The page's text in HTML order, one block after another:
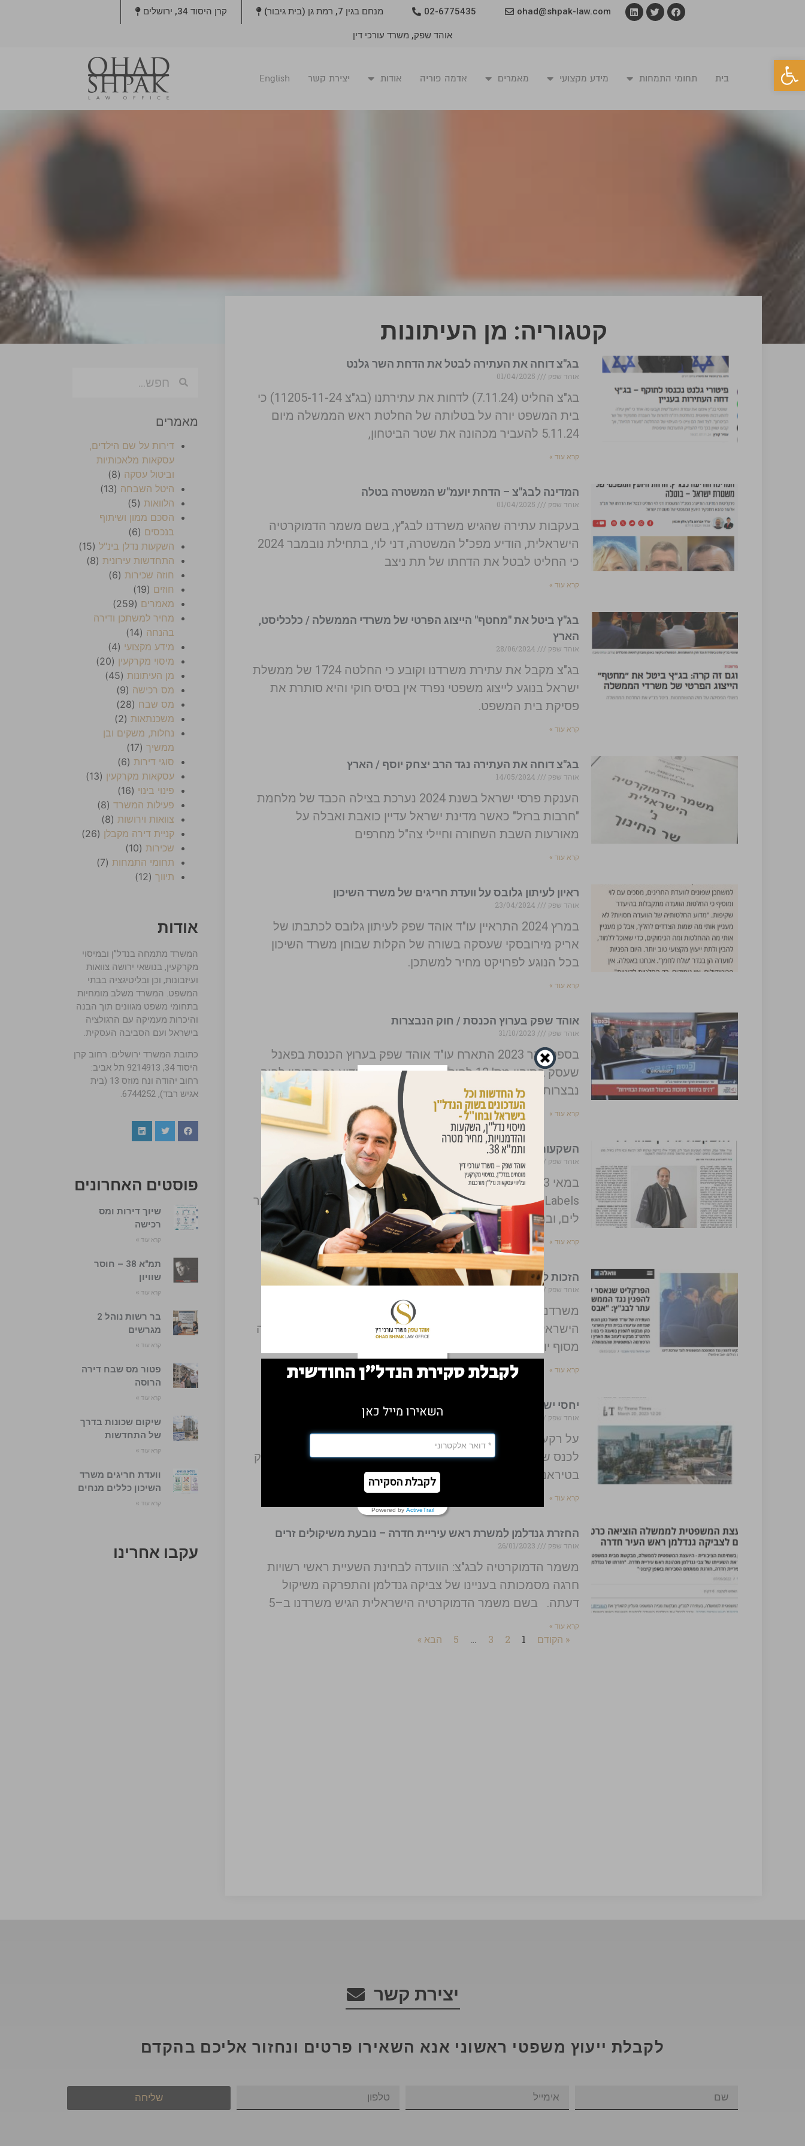
פתח סרגל נגישות
ohad@shpak-law.com
02-6775435 מנחם בגין 7, רמת גן (בית גיבור) קרן היסוד 34, ירושלים
אוהד שפק, משרד עורכי דין
בית תחומי התמחות מידע מקצועי מאמרים אדמה פוריה אודות יצירת קשר English
קטגוריה: מן העיתונות
בג"צ דוחה את העתירה לבטל את הדחת השר גלנט
אוהד שפק
בג"צ החליט (7.11.24) לדחות את עתירתנו (בג"צ 11205-11-24) כי
בית המשפט יורה על בטלותה של החלטת ראש הממשלה מיום
5.11.24 להעביר מכהונה את שטר הביטחון,
קרא עוד »
המדינה לבג"צ – הדחת יועמ"ש המשטרה בטלה
אוהד שפק
בעקבות עתירה שהגיש משרדנו לבג"ץ, בשם משמר הדמוקרטיה
הישראלית, הודיע מפכ"ל המשטרה, דני לוי, בתחילת נובמבר 2024
כי החליט לבטל את הדחתו של תת ניצב
קרא עוד »
בג"ץ ביטל את "מחטף" הייצוג הפרטי של משרדי הממשלה / כלכליסט,
הארץ
אוהד שפק
בג"צ מקבל את עתירת משרדנו וקובע כי החלטה 1724 של ממשלת
ישראל בנוגע לייצוג משפטי נפרד אין בסיס חוקי והיא סותרת את
פסיקת בית המשפט.
קרא עוד »
בג"צ דוחה את העתירה נגד הרב יצחק יוסף / הארץ
אוהד שפק
הענקת פרסי ישראל בשנת 2024 נערכת בצילה הכבד של מלחמת
"חרבות ברזל" כאשר מדינת ישראל עדיין כואבת ואבלה על
מאורעות השבת השחורה וחיילי צה"ל מחרפים
קרא עוד »
ראיון לעיתון גלובס על וועדת חריגים של משרד השיכון
אוהד שפק
במרץ 2024 התראיין עו"ד אוהד שפק לעיתון גלובס לכתבתו של
אריק מירובסקי שעסקה בשורה של הקלות שבוחן משרד השיכון
בכל הנוגע לפרויקט מחיר למשתכן.
קרא עוד »
אוהד שפק בערוץ הכנסת / חוק הנבצרות
אוהד שפק
בספטמבר 2023 התארח עו"ד אוהד שפק בערוץ הכנסת בפאנל
שעסק בתיקון מס' 12 לחוק יסוד: הממשלה, הידוע גם כתיקון לחוק
נבצרות ראש הממשלה על רקע
קרא עוד »
השקעות נדל"ן בחו"ל / TheMarker
אוהד שפק
במאי 2023 פרסם עיתון TheMarker כתבה במסגרת TheMarker
Labels עם עו"ד אוהד שפק. הכתבה עסקה בהשקעות נדל"ן מעבר
לים, ובהינתן שמשרדנו ליווה ומלווה משפטית,
קרא עוד »
הזכות להפגין של עובדי השירות המשפטי / וואלה
אוהד שפק 22/07/2023
משרדנו הגיש באמצע יולי 2023 בשם עמותת משמר הדמוקרטיה
הישראלית עתירה לבג"צ נגד פסק דינו של בית הדין הארצי לעבודה
מסוף יוני 2023. בית הדין
קרא עוד »
יחסי ישראל-אלבניה / טיראנה טיימס
אוהד שפק
על רקע התחממות יחסי ישראל-אלבניה, הוזמן עו"ד אוהד שפק
לכנס שנערך בסוף מרץ 2023 בטיראנה, בירת אלבניה. שבוע הטק
בטיראנה נועד לפתוח את השוק
קרא עוד »
החזרת גנדלמן למשרת ראש עיריית חדרה – נובעת משיקולים זרים
אוהד שפק
משמר הדמוקרטיה לבג"צ: הוועדה לבחינת השעיית ראשי רשויות
חרגה מסמכותה בעניינו של צביקה גנדלמן והתפרקה משיקול
דעתה. בשם משמר הדמוקרטיה הישראלית הגיש משרדנו ב–5
קרא עוד »
« הקודם 1
2
3
…
5 הבא »
מאמרים
דירות על שם הילדים,
עסקאות מלאכותיות
וביטול עסקה (8)
היטל השבחה (13)
הלוואות(5)
הסכם ממון ושיתוף
בנכסים (6)
השקעות נדלן בינ"ל(15)
התחדשות עירונית(8)
חוזה שכירות(6)
חוזים (19)
מאמרים (259)
מחיר למשתכן ודירה
בהנחה (14)
מידע מקצועי (4)
מיסוי מקרקעין (20)
מן העיתונות(45)
מס רכישה (9)
מס שבח (28)
משכנתאות(2)
נחלות, משקים ובן
ממשיך(17)
סוגי דירות(6)
עסקאות מקרקעין (13)
פינוי בינוי (16)
פעילות המשרד(8)
צוואות וירושות(8)
קניית דירה מקבלן (26)
שכירות(10)
תחומי התמחות(7)
תיווך(12)
אודות
המשרד מתמחה בנדל”ן ובמיסוי
מקרקעין, בנושאי ירושה צוואות
ועיזבונות, וכן ובליטיגציה בבתי
המשפט. המשרד משלב מומחיות
בתחומי משפט מגוונים תוך הבנה
והיכרות מעמיקה עם הרגולציה
בישראל ועם הסביבה העסקית.
כתובת המשרד ירושלים: רחוב קרן
היסוד 34, 9214913 תל אביב:
רחוב יהודה ונח מוזס 13 (בית
אגיש רבד), 6744252.
פוסטים האחרונים
שיוך דירות ומס
רכישה
קרא עוד »
תמ"א 38 – חוסר
שוויון
קרא עוד »
בר רשות נוהל 2
מגרשים
קרא עוד »
פטור מס שבח דירה
הרוסה
קרא עוד »
שיקום שכונות בדרך
של התחדשות
קרא עוד »
וועדת חריגים משרד
השיכון כללים מנחים
קרא עוד »
עקבו אחרינו
יצירת קשר
לקבלת ייעוץ משפטי ראשוני אנא השאירו פרטים ונחזור אליכם בהקדם
שליחה
לקבלת סקירת הנדל"ן החודשית
השאירו מייל כאן
לקבלת הסקירה
Powered by ActiveTrail